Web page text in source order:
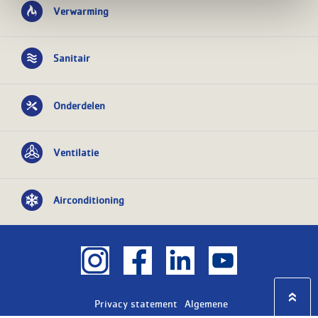
Verwarming
Sanitair
Onderdelen
Ventilatie
Airconditioning
Privacy statement Algemene